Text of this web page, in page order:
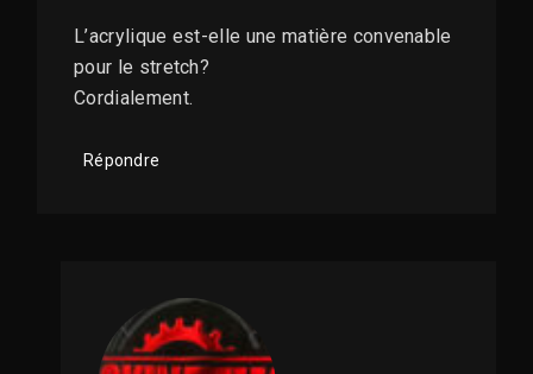
L’acrylique est-elle une matière convenable
pour le stretch?
Cordialement.
Répondre